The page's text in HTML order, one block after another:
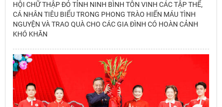
HỘI CHỮ THẬP ĐỎ TỈNH NINH BÌNH TÔN VINH CÁC TẬP THỂ,
CÁ NHÂN TIÊU BIỂU TRONG PHONG TRÀO HIẾN MÁU TÌNH
NGUYỆN VÀ TRAO QUÀ CHO CÁC GIA ĐÌNH CÓ HOÀN CẢNH
KHÓ KHĂN